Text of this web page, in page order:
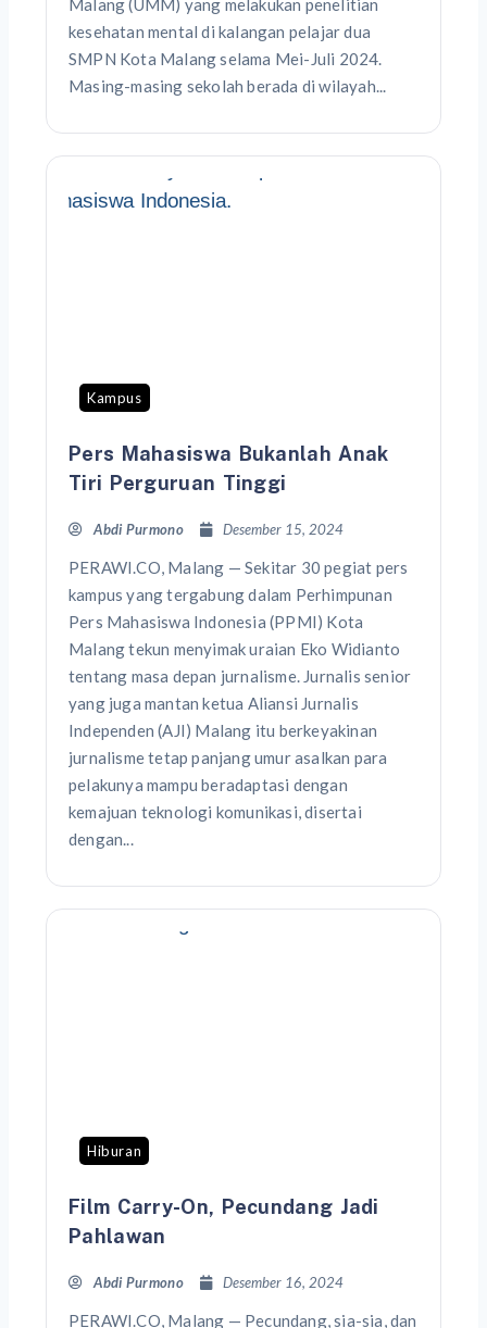
kesehatan mental di kalangan pelajar dua
SMPN Kota Malang selama Mei-Juli 2024.
Masing-masing sekolah berada di wilayah...
Kampus
Pers Mahasiswa Bukanlah Anak
Tiri Perguruan Tinggi
Abdi Purmono Desember 15, 2024
PERAWI.CO, Malang — Sekitar 30 pegiat pers
kampus yang tergabung dalam Perhimpunan
Pers Mahasiswa Indonesia (PPMI) Kota
Malang tekun menyimak uraian Eko Widianto
tentang masa depan jurnalisme. Jurnalis senior
yang juga mantan ketua Aliansi Jurnalis
Independen (AJI) Malang itu berkeyakinan
jurnalisme tetap panjang umur asalkan para
pelakunya mampu beradaptasi dengan
kemajuan teknologi komunikasi, disertai
dengan...
Hiburan
Film Carry-On, Pecundang Jadi
Pahlawan
Abdi Purmono Desember 16, 2024
PERAWI.CO, Malang — Pecundang, sia-sia, dan